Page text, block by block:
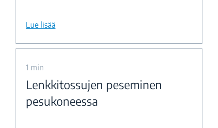
Lue lisää
1 min
Lenkkitossujen peseminen
pesukoneessa